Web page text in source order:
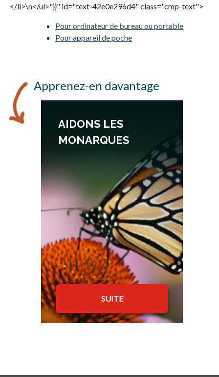
</li>\n</ul>"}}" id="text-42e0e296d4" class="cmp-text">
Pour ordinateur de bureau ou portable
Pour appareil de poche
Apprenez-en davantage
AIDONS LES
MONARQUES
SUITE